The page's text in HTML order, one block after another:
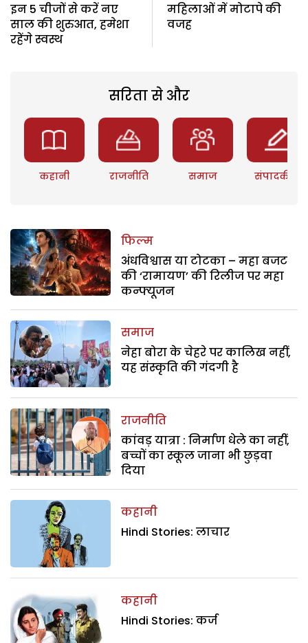
इन 5 चीजों से करें नए
साल की शुरुआत, हमेशा
रहेंगे स्वस्थ
महिलाओं में मोटापे की
वजह
सरिता से और
कहानी राजनीति समाज संपादकीय
फिल्म
अंधविश्वास या टोटका – महा बजट
की ‘रामायण’ की रिलीज पर महा
कन्फ्यूजन
समाज
नेहा बोरा के चेहरे पर कालिख नहीं,
यह संस्कृति की गंदगी है
राजनीति
कांवड़ यात्रा : निर्माण धेले का नहीं,
बच्चों का स्कूल जाना भी छुड़वा
दिया
कहानी
Hindi Stories: लाचार
कहानी
Hindi Stories: कर्ज